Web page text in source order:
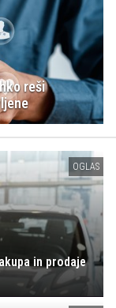
reši
OGLAS
in prodaje